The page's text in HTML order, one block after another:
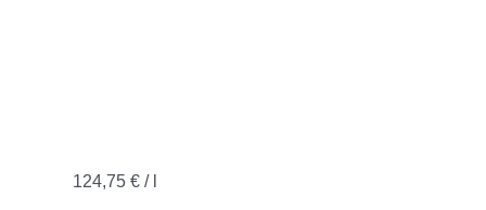
124,75 €/